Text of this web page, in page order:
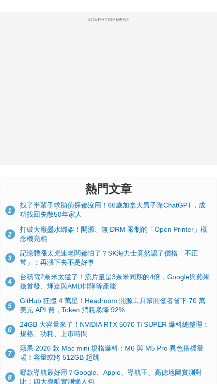
ADVERTISEMENT
熱門文章
1
找了半輩子求助偵探都沒用！66歲加拿大男子靠ChatGPT，成
功找回失散50年家人
2
打破大廠墨水綁架！開源、無 DRM 限制的「Open Printer」概
念機亮相
3
記憶體漲太兇連老闆都怕了？SK海力士竟然認了價格「不正
常」：再漲下去不是好事
4
台積電2奈米太猛了！流片量是3奈米同期的4倍，Google與蘋果
搶首發、輝達與AMD排隊等產能
5
GitHub 狂攬 4 萬星！Headroom 開源工具幫開發者省下 70 萬
美元 API 費，Token 消耗暴降 92%
6
24GB 大容量來了！NVIDIA RTX 5070 Ti SUPER 爆料總整理：
規格、功耗、上市時間
7
蘋果 2026 款 Mac mini 規格爆料：M6 與 M5 Pro 異色搭檔登
場！容量或將 512GB 起跳
8
哪款導航最好用？Google、Apple、導航王、高德地圖實測對
比：四大導航實測懶人包